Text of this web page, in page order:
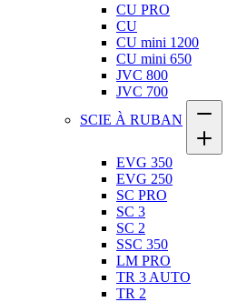
CU PRO
CU
CU mini 1200
CU mini 650
JVC 800
JVC 700
SCIE À RUBAN
EVG 350
EVG 250
SC PRO
SC 3
SC 2
SSC 350
LM PRO
TR 3 AUTO
TR 2